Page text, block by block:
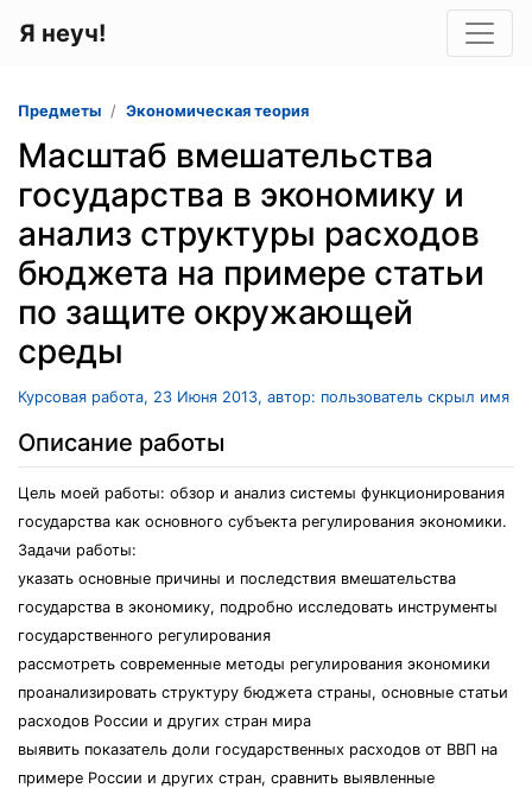
Я неуч!
Предметы Экономическая теория
Масштаб вмешательства
государства в экономику и
анализ структуры расходов
бюджета на примере статьи
по защите окружающей
среды
Курсовая работа, 23 Июня 2013, автор: пользователь скрыл имя
Описание работы
Цель моей работы: обзор и анализ системы функционирования
государства как основного субъекта регулирования экономики.
Задачи работы:
указать основные причины и последствия вмешательства
государства в экономику, подробно исследовать инструменты
государственного регулирования
рассмотреть современные методы регулирования экономики
проанализировать структуру бюджета страны, основные статьи
расходов России и других стран мира
выявить показатель доли государственных расходов от ВВП на
примере России и других стран, сравнить выявленные